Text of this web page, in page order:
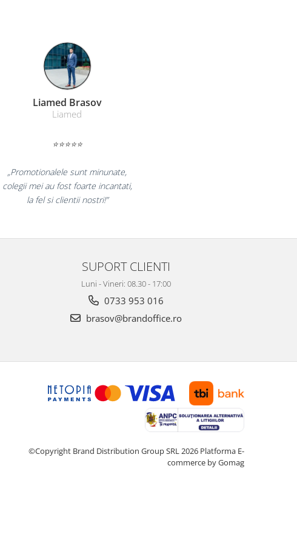
Farmacom Brasov
Farmacom
⭐⭐⭐⭐⭐
„Ne bucuram pentru reluarea colaborarii si
ne declaram multumiti pentru produsele plasate
si finalizate cu succes la timp."
SUPORT CLIENTI
Luni - Vineri: 08.30 - 17:00
0733 953 016
brasov@brandoffice.ro
©Copyright Brand Distribution Group SRL 2026 Platforma E-
commerce by Gomag